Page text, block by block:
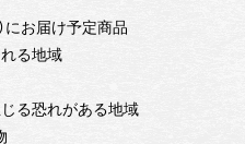
にお届け予定商品
る地域
る恐れがある地域